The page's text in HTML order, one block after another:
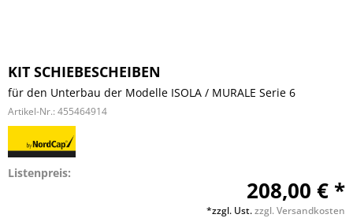
KIT SCHIEBESCHEIBEN
für den Unterbau der Modelle ISOLA / MURALE Serie 6
Artikel-Nr.: 455464914
Listenpreis:
208,00 € *
*zzgl. Ust.zzgl. Versandkosten